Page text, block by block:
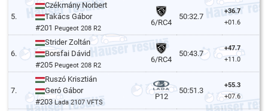
5.
Czékmány Norbert
Takács Gábor
#201 Peugeot 208 R2
6/RC4
50:32.7
+36.7
+01.6
6.
Strider Zoltán
Borsfai Dávid
#205 Peugeot 208 R2
6/RC4
50:43.7
+47.7
+11.0
7.
Ruszó Krisztián
Geró Gábor
#203Lada 2107 VFTS
P12
50:51.3
+55.3
+07.6